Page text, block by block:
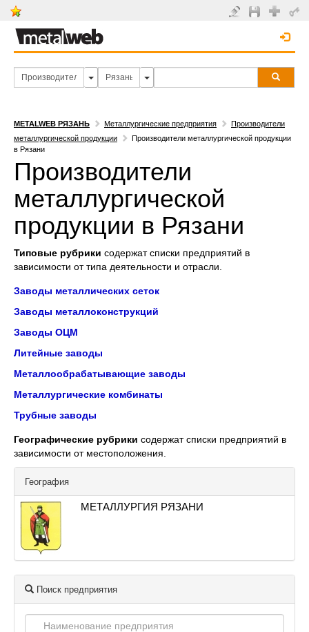
METALWEB РЯЗАНЬ Металлургические предприятия
Производители
металлургической продукции
Производители металлургической продукции
в Рязани
Производители
металлургической
продукции в Рязани
Типовые рубрики содержат списки предприятий в
зависимости от типа деятельности и отрасли.
Заводы металлических сеток
Заводы металлоконструкций
Заводы ОЦМ
Литейные заводы
Металлообрабатывающие заводы
Металлургические комбинаты
Трубные заводы
Географические рубрики содержат списки предприятий в
зависимости от местоположения.
География
МЕТАЛЛУРГИЯ РЯЗАНИ
Поиск предприятия